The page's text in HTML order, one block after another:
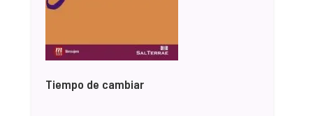
Tiempo de cambiar